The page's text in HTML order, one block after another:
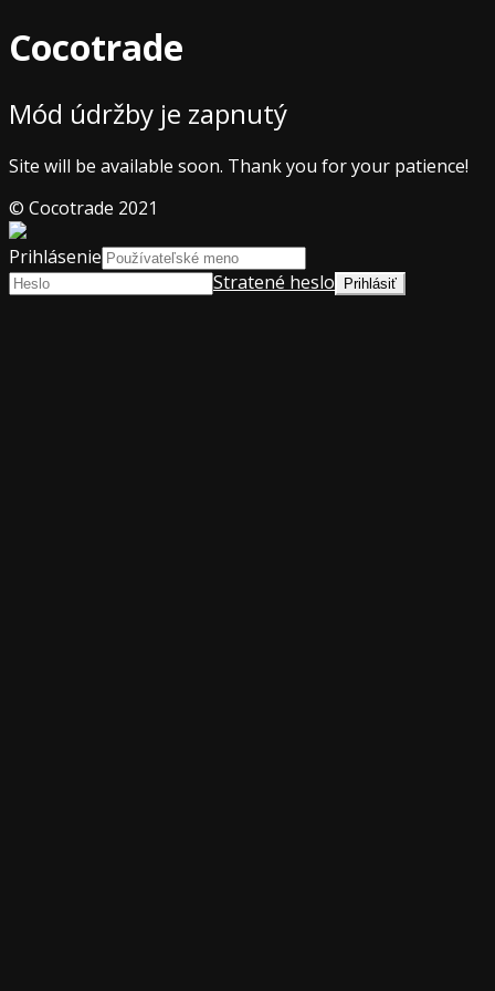
Cocotrade
Mód údržby je zapnutý
Site will be available soon. Thank you for your patience!
© Cocotrade 2021
Prihlásenie
Stratené heslo